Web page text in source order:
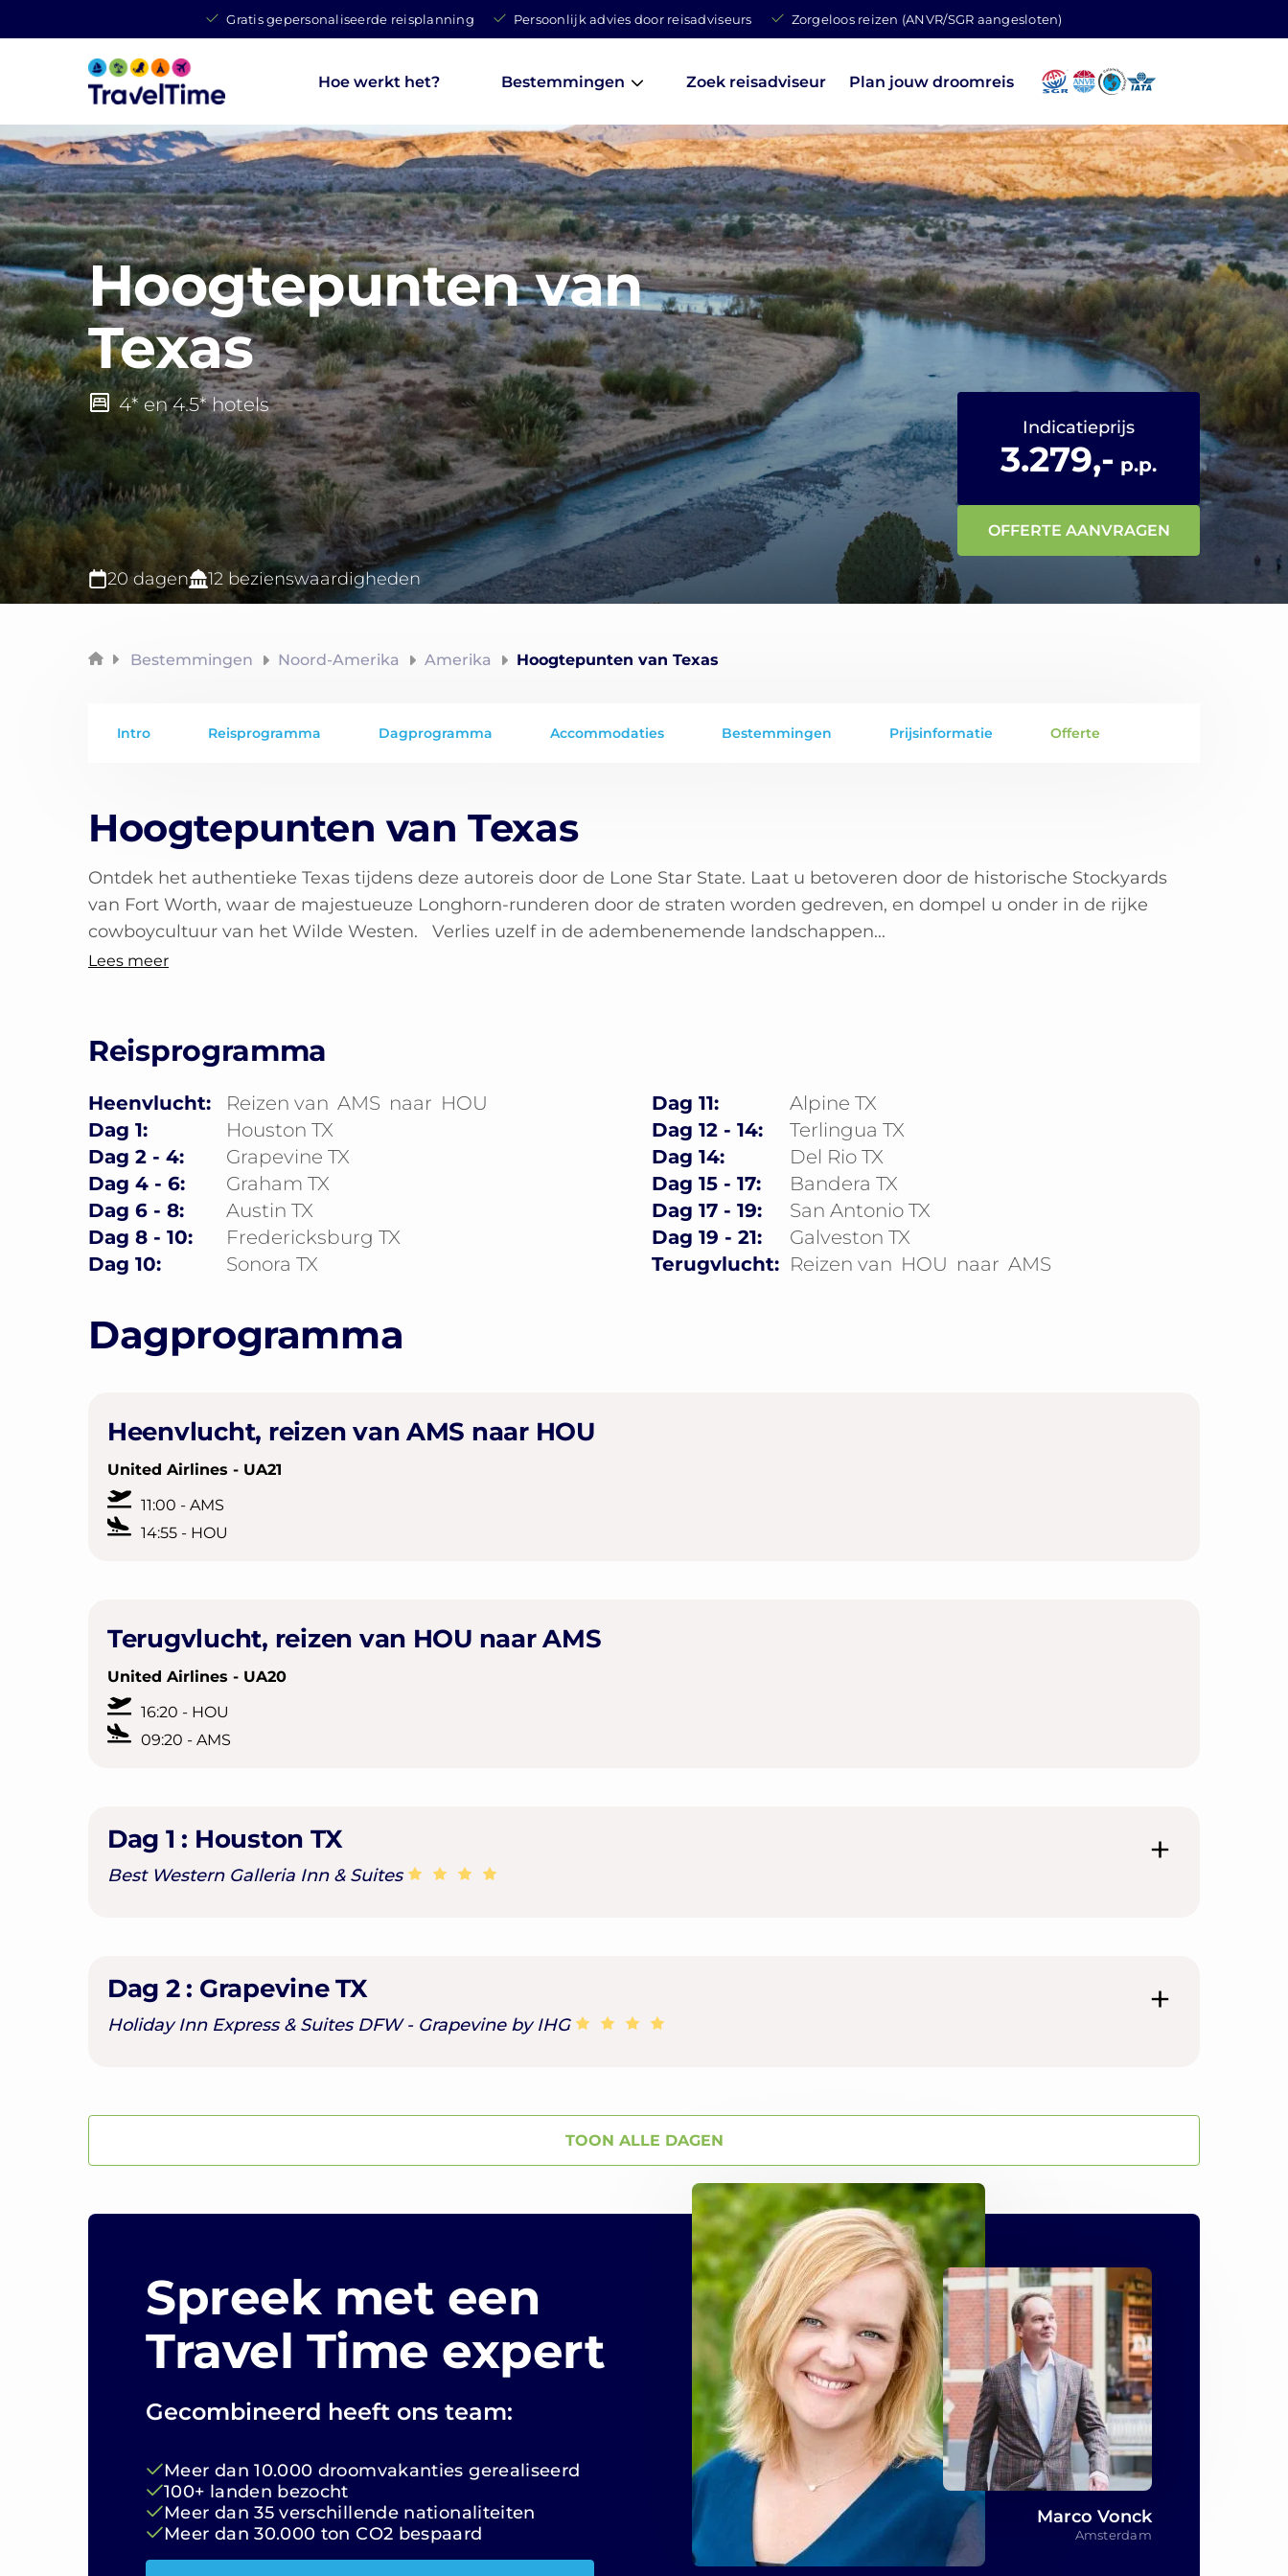
Gratis gepersonaliseerde reisplanning Persoonlijk advies door reisadviseurs Zorgeloos reizen (ANVR/SGR aangesloten)
Hoe werkt het? Bestemmingen Zoek reisadviseur Plan jouw droomreis
Hoogtepunten van
Texas
4* en 4.5* hotels
20 dagen 12 bezienswaardigheden
Indicatieprijs
3.279,- p.p.
OFFERTE AANVRAGEN
Bestemmingen Noord-Amerika Amerika Hoogtepunten van Texas
Intro Reisprogramma Dagprogramma Accommodaties Bestemmingen Prijsinformatie Offerte
Hoogtepunten van Texas
Ontdek het authentieke Texas tijdens deze autoreis door de Lone Star State. Laat u betoveren door de historische Stockyards
van Fort Worth, waar de majestueuze Longhorn-runderen door de straten worden gedreven, en dompel u onder in de rijke
cowboycultuur van het Wilde Westen. Verlies uzelf in de adembenemende landschappen...
Lees meer
Reisprogramma
Heenvlucht: Reizen van AMS naar HOU
Dag 1:
Houston TX
Dag 2 - 4:
Grapevine TX
Dag 4 - 6:
Graham TX
Dag 6 - 8:
Austin TX
Dag 8 - 10:
Fredericksburg TX
Dag 10:
Sonora TX
Dag 11:
Alpine TX
Dag 12 - 14:
Terlingua TX
Dag 14:
Del Rio TX
Dag 15 - 17:
Bandera TX
Dag 17 - 19:
San Antonio TX
Dag 19 - 21:
Galveston TX
Terugvlucht: Reizen van HOU naar AMS
Dagprogramma
Heenvlucht, reizen van AMS naar HOU
United Airlines - UA21
11:00 - AMS
14:55 - HOU
Terugvlucht, reizen van HOU naar AMS
United Airlines - UA20
16:20 - HOU
09:20 - AMS
Dag 1 : Houston TX
Best Western Galleria Inn & Suites
Dag 2 : Grapevine TX
Holiday Inn Express & Suites DFW - Grapevine by IHG
TOON ALLE DAGEN
Spreek met een
Travel Time expert
Gecombineerd heeft ons team:
Meer dan 10.000 droomvakanties gerealiseerd
100+ landen bezocht
Meer dan 35 verschillende nationaliteiten
Meer dan 30.000 ton CO2 bespaard
Marco Vonck
Amsterdam